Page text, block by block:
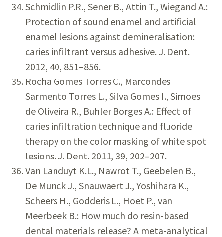
Schmidlin P.R., Sener B., Attin T., Wiegand A.:
Protection of sound enamel and artificial
enamel lesions against demineralisation:
caries infiltrant versus adhesive. J. Dent.
2012, 40, 851–856.
Rocha Gomes Torres C., Marcondes
Sarmento Torres L., Silva Gomes I., Simoes
de Oliveira R., Buhler Borges A.: Effect of
caries infiltration technique and fluoride
therapy on the color masking of white spot
lesions. J. Dent. 2011, 39, 202–207.
Van Landuyt K.L., Nawrot T., Geebelen B.,
De Munck J., Snauwaert J., Yoshihara K.,
Scheers H., Godderis L., Hoet P., van
Meerbeek B.: How much do resin-based
dental materials release? A meta-analytical